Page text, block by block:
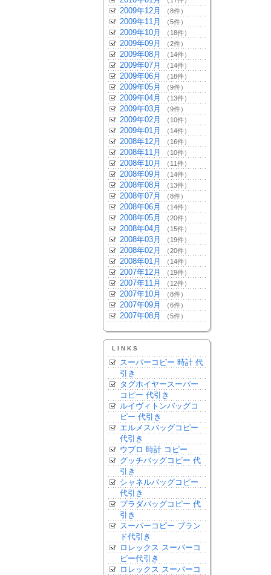
2009年12月 （8件）
2009年11月 （5件）
2009年10月 （18件）
2009年09月 （2件）
2009年08月 （14件）
2009年07月 （14件）
2009年06月 （18件）
2009年05月 （9件）
2009年04月 （13件）
2009年03月 （9件）
2009年02月 （10件）
2009年01月 （14件）
2008年12月 （16件）
2008年11月 （10件）
2008年10月 （11件）
2008年09月 （14件）
2008年08月 （13件）
2008年07月 （8件）
2008年06月 （14件）
2008年05月 （20件）
2008年04月 （15件）
2008年03月 （19件）
2008年02月 （20件）
2008年01月 （14件）
2007年12月 （19件）
2007年11月 （12件）
2007年10月 （8件）
2007年09月 （6件）
2007年08月 （5件）
LINKS
スーパーコピー 時計 代
引き
タグホイヤースーパー
コピー 代引き
ルイヴィトンバッグコ
ピー 代引き
エルメスバッグコピー
代引き
ウブロ 時計 コピー
グッチバッグコピー 代
引き
シャネルバッグコピー
代引き
プラダバッグコピー 代
引き
スーパーコピー ブラン
ド代引き
ロレックス スーパーコ
ピー代引き
ロレックス スーパーコ